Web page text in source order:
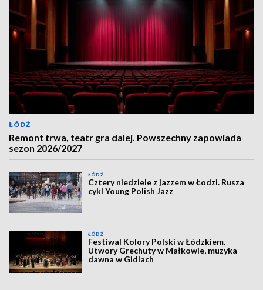
ŁÓDŹ
Remont trwa, teatr gra dalej. Powszechny zapowiada
sezon 2026/2027
ŁÓDŹ
Cztery niedziele z jazzem w Łodzi. Rusza
cykl Young Polish Jazz
ŁÓDŹ
Festiwal Kolory Polski w Łódzkiem.
Utwory Grechuty w Małkowie, muzyka
dawna w Gidlach